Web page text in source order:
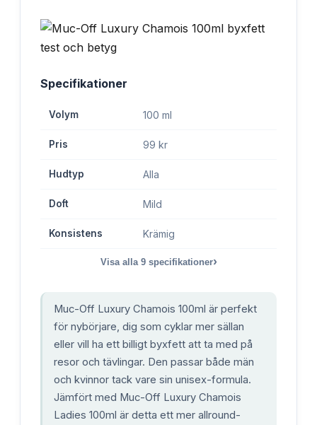
Specifikationer
Volym 100 ml
Pris 99 kr
Hudtyp Alla
Doft Mild
Konsistens Krämig
Visa alla 9specifikationer›
Muc-Off Luxury Chamois 100ml är perfekt
för nybörjare, dig som cyklar mer sällan
eller vill ha ett billigt byxfett att ta med på
resor och tävlingar. Den passar både män
och kvinnor tack vare sin unisex-formula.
Jämfört med Muc-Off Luxury Chamois
Ladies 100ml är detta ett mer allround-